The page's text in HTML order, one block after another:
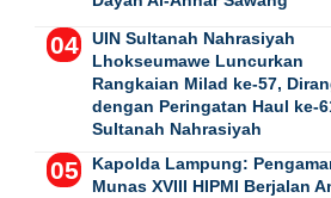
UIN Sultanah Nahrasiyah
Lhokseumawe Luncurkan
Rangkaian Milad ke-57,
dengan Peringatan Haul ke-
Sultanah Nahrasiyah
Kapolda Lampung:
Munas XVIII HIPMI Berjalan